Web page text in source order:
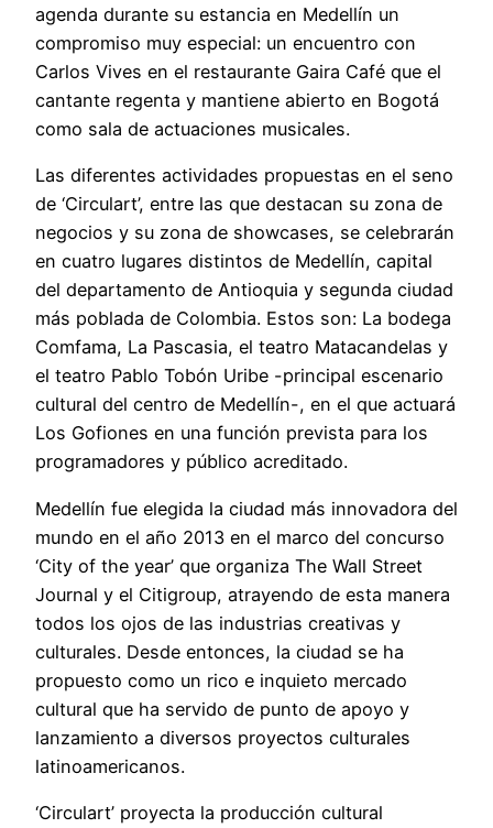
agenda durante su estancia en Medellín un
compromiso muy especial: un encuentro con
Carlos Vives en el restaurante Gaira Café que el
cantante regenta y mantiene abierto en Bogotá
como sala de actuaciones musicales.
Las diferentes actividades propuestas en el seno
de ‘Circulart’, entre las que destacan su zona de
negocios y su zona de showcases, se celebrarán
en cuatro lugares distintos de Medellín, capital
del departamento de Antioquia y segunda ciudad
más poblada de Colombia. Estos son: La bodega
Comfama, La Pascasia, el teatro Matacandelas y
el teatro Pablo Tobón Uribe -principal escenario
cultural del centro de Medellín-, en el que actuará
Los Gofiones en una función prevista para los
programadores y público acreditado.
Medellín fue elegida la ciudad más innovadora del
mundo en el año 2013 en el marco del concurso
‘City of the year’ que organiza The Wall Street
Journal y el Citigroup, atrayendo de esta manera
todos los ojos de las industrias creativas y
culturales. Desde entonces, la ciudad se ha
propuesto como un rico e inquieto mercado
cultural que ha servido de punto de apoyo y
lanzamiento a diversos proyectos culturales
latinoamericanos.
‘Circulart’ proyecta la producción cultural